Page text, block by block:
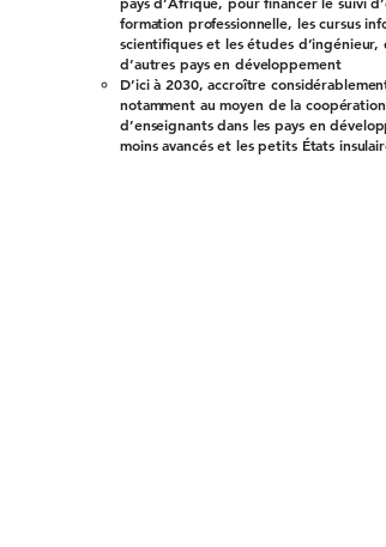
formation professionnelle, les cursus
scientifiques et les études
d’autres pays en développement
D’ici à 2030, accroître
notamment au moyen de la
d’enseignants dans les pays en
moins avancés et les petits États